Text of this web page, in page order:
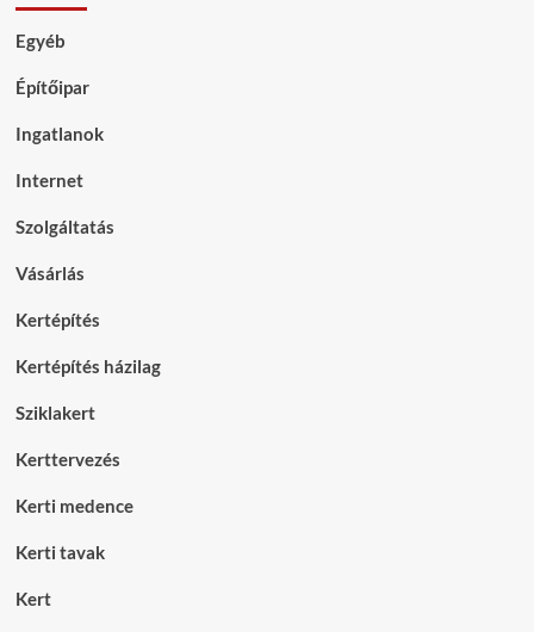
Egyéb
Építőipar
Ingatlanok
Internet
Szolgáltatás
Vásárlás
Kertépítés
Kertépítés házilag
Sziklakert
Kerttervezés
Kerti medence
Kerti tavak
Kert